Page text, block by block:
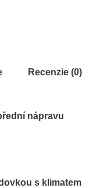
Recenzie (0)
nápravu
s klimatem